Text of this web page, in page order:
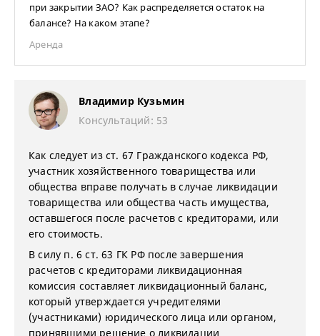
при закрытии ЗАО? Как распределяется остаток на
балансе? На каком этапе?
Аренда
Владимир Кузьмин
Консультаций: 53
Как следует из ст. 67 Гражданского кодекса РФ,
участник хозяйственного товарищества или
общества вправе получать в случае ликвидации
товарищества или общества часть имущества,
оставшегося после расчетов с кредиторами, или
его стоимость.
В силу п. 6 ст. 63 ГК РФ после завершения
расчетов с кредиторами ликвидационная
комиссия составляет ликвидационный баланс,
который утверждается учредителями
(участниками) юридического лица или органом,
принявшими решение о ликвидации